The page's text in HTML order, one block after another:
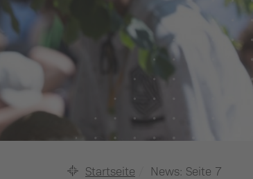
Startseite News: Seite 7